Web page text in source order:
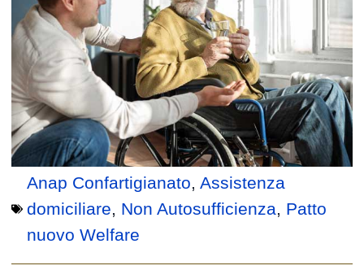
Anap Confartigianato,Assistenza
domiciliare, Non Autosufficienza, Patto
nuovo Welfare